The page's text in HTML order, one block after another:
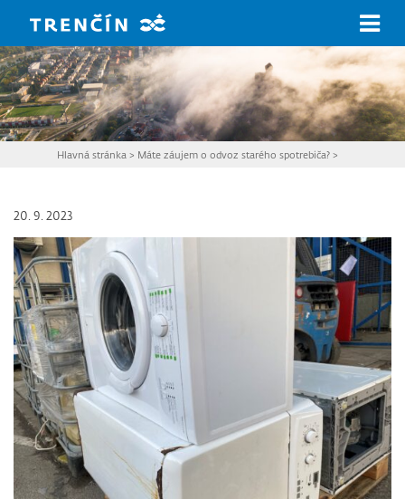
Hlavná stránka > Máte záujem o odvoz starého spotrebiča?>
20. 9. 2023